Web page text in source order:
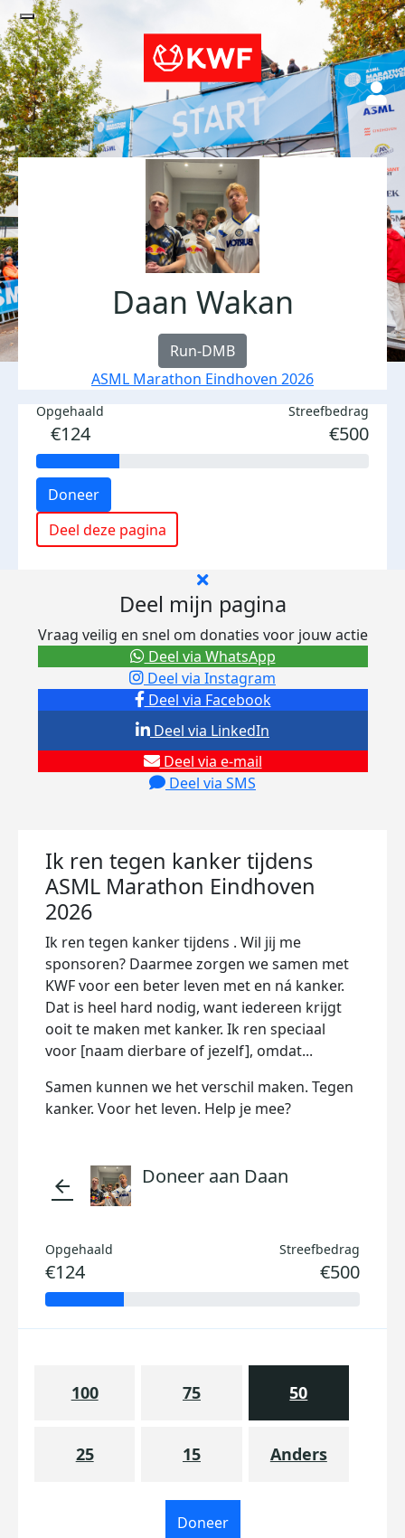
Daan Wakan
Run-DMB
ASML Marathon Eindhoven 2026
Opgehaald
€124
Streefbedrag
€500
Doneer
Deel deze pagina
Deel mijn pagina
Vraag veilig en snel om donaties voor jouw actie
Deel via Facebook
Deel via Instagram
Deel via e-mail
Deel via SMS
Deel via LinkedIn
Deel via WhatsApp
Ik ren tegen kanker tijdens
ASML Marathon Eindhoven
2026
Ik ren tegen kanker tijdens . Wil jij me
sponsoren? Daarmee zorgen we samen met
KWF voor een beter leven met en ná kanker.
Dat is heel hard nodig, want iedereen krijgt
ooit te maken met kanker. Ik ren speciaal
voor [naam dierbare of jezelf], omdat...
Samen kunnen we het verschil maken. Tegen
kanker. Voor het leven. Help je mee?
arrow_back Doneer aan Daan
Opgehaald
€124
Streefbedrag
€500
100 75 50
25 15 Anders
Doneer